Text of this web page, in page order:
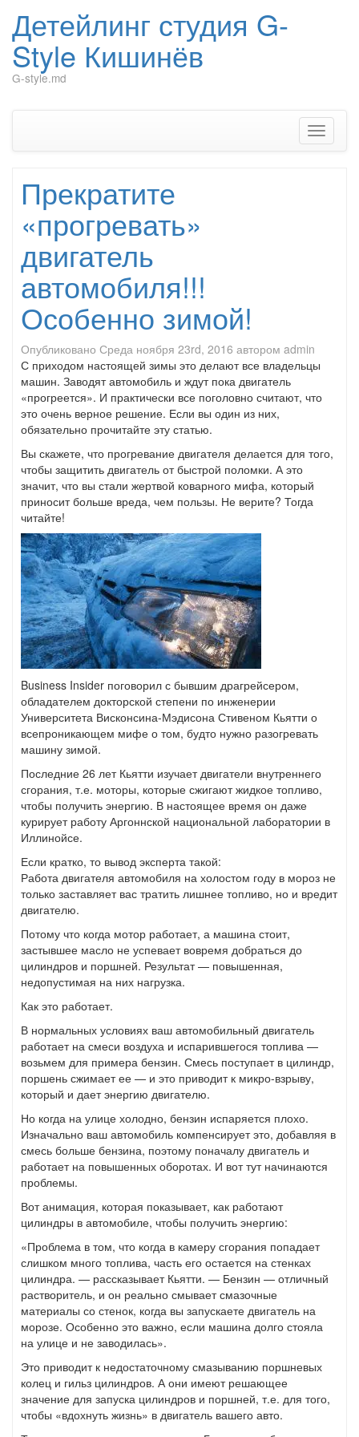
Детейлинг студия G-
Style Кишинёв
G-style.md
Скрыть
Прекратите
«прогревать»
двигатель
автомобиля!!!
Особенно зимой!
Опубликовано Среда ноября 23rd, 2016 автором admin
С приходом настоящей зимы это делают все владельцы
машин. Заводят автомобиль и ждут пока двигатель
«прогреется». И практически все поголовно считают, что
это очень верное решение. Если вы один из них,
обязательно прочитайте эту статью.
Вы скажете, что прогревание двигателя делается для того,
чтобы защитить двигатель от быстрой поломки. А это
значит, что вы стали жертвой коварного мифа, который
приносит больше вреда, чем пользы. Не верите? Тогда
читайте!
Business Insider поговорил с бывшим драгрейсером,
обладателем докторской степени по инженерии
Университета Висконсина-Мэдисона Стивеном Кьятти о
всепроникающем мифе о том, будто нужно разогревать
машину зимой.
Последние 26 лет Кьятти изучает двигатели внутреннего
сгорания, т.е. моторы, которые сжигают жидкое топливо,
чтобы получить энергию. В настоящее время он даже
курирует работу Аргоннской национальной лаборатории в
Иллинойсе.
Если кратко, то вывод эксперта такой:
Работа двигателя автомобиля на холостом году в мороз не
только заставляет вас тратить лишнее топливо, но и вредит
двигателю.
Потому что когда мотор работает, а машина стоит,
застывшее масло не успевает вовремя добраться до
цилиндров и поршней. Результат — повышенная,
недопустимая на них нагрузка.
Как это работает.
В нормальных условиях ваш автомобильный двигатель
работает на смеси воздуха и испарившегося топлива —
возьмем для примера бензин. Смесь поступает в цилиндр,
поршень сжимает ее — и это приводит к микро-взрыву,
который и дает энергию двигателю.
Но когда на улице холодно, бензин испаряется плохо.
Изначально ваш автомобиль компенсирует это, добавляя в
смесь больше бензина, поэтому поначалу двигатель и
работает на повышенных оборотах. И вот тут начинаются
проблемы.
Вот анимация, которая показывает, как работают
цилиндры в автомобиле, чтобы получить энергию:
«Проблема в том, что когда в камеру сгорания попадает
слишком много топлива, часть его остается на стенках
цилиндра. — рассказывает Кьятти. — Бензин — отличный
растворитель, и он реально смывает смазочные
материалы со стенок, когда вы запускаете двигатель на
морозе. Особенно это важно, если машина долго стояла
на улице и не заводилась».
Это приводит к недостаточному смазыванию поршневых
колец и гильз цилиндров. А они имеют решающее
значение для запуска цилиндров и поршней, т.е. для того,
чтобы «вдохнуть жизнь» в двигатель вашего авто.